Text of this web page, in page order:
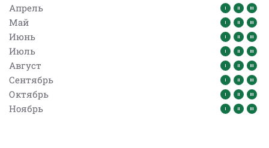
Апрель
Май
Июнь
Июль
Август
Сентябрь
Октябрь
Ноябрь